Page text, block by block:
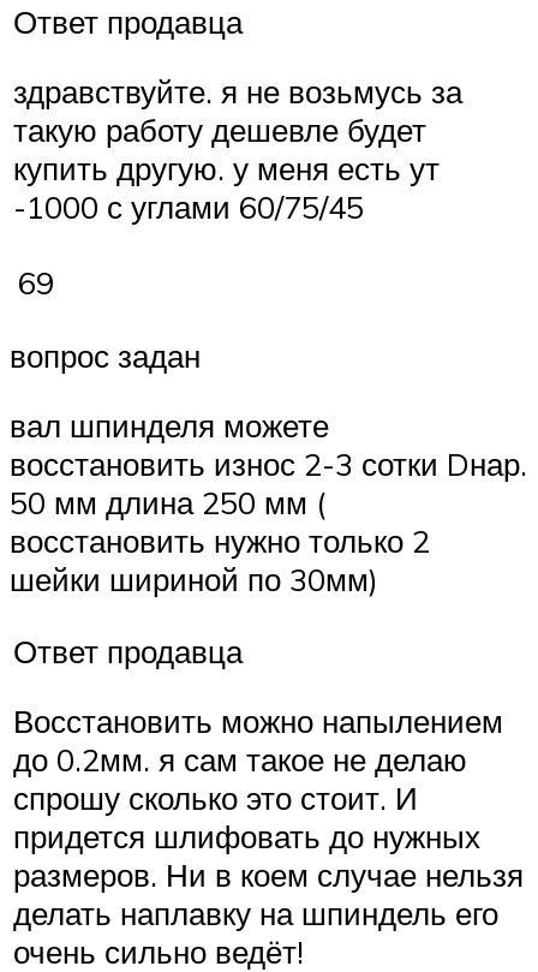
Ответ продавца
здравствуйте. я не возьмусь за
такую работу дешевле будет
купить другую. у меня есть ут
-1000 с углами 60/75/45
69
вопрос задан
вал шпинделя можете
восстановить износ 2-3 сотки Dнар.
50 мм длина 250 мм (
восстановить нужно только 2
шейки шириной по 30мм)
Ответ продавца
Восстановить можно напылением
до 0.2мм. я сам такое не делаю
спрошу сколько это стоит. И
придется шлифовать до нужных
размеров. Ни в коем случае нельзя
делать наплавку на шпиндель его
очень сильно ведёт!